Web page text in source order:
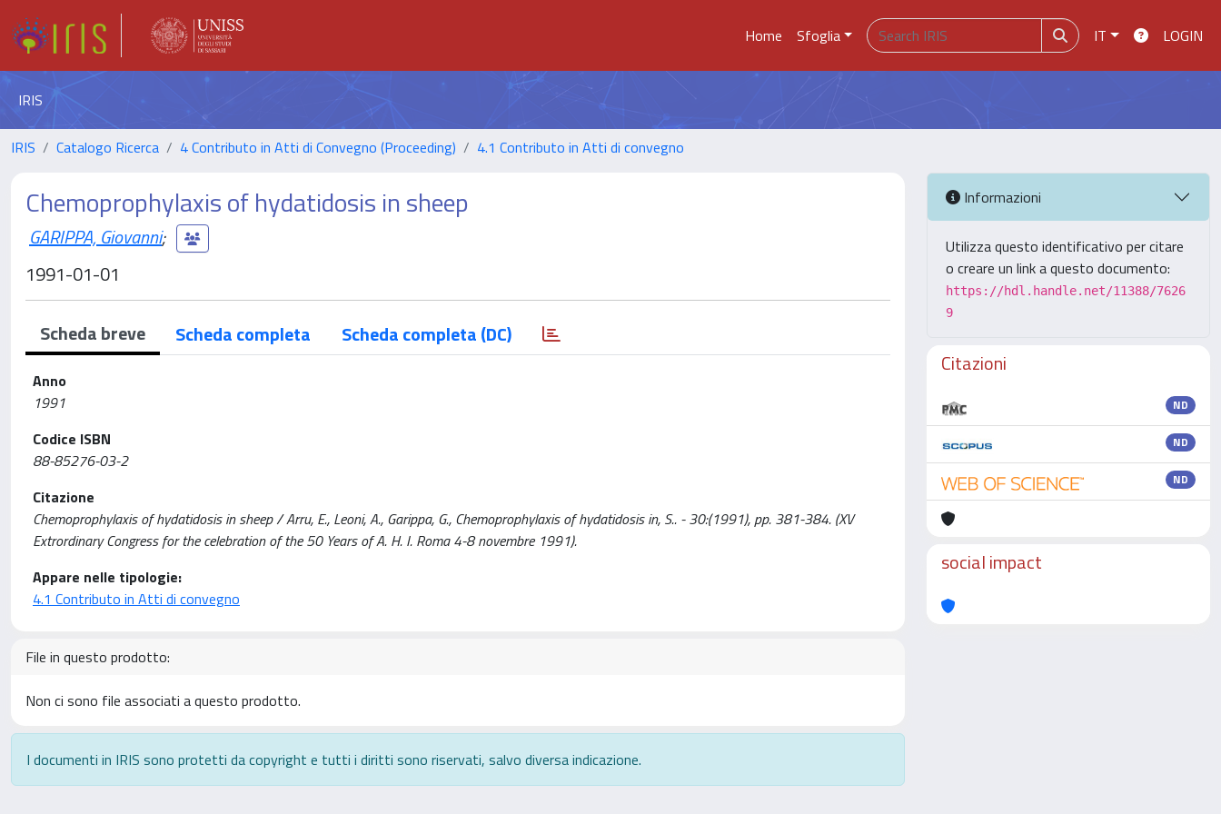
Home Sfoglia IT LOGIN
IRIS
IRIS Catalogo Ricerca 4 Contributo in Atti di Convegno (Proceeding) 4.1 Contributo in Atti di convegno
Chemoprophylaxis of hydatidosis in sheep
GARIPPA, Giovanni;
1991-01-01
Scheda breve Scheda completa Scheda completa (DC)
Anno
1991
Codice ISBN
88-85276-03-2
Citazione
Chemoprophylaxis of hydatidosis in sheep / Arru, E., Leoni, A., Garippa, G., Chemoprophylaxis of hydatidosis in, S.. - 30:(1991), pp. 381-384. (XV
Extrordinary Congress for the celebration of the 50 Years of A. H. I. Roma 4-8 novembre 1991).
Appare nelle tipologie:
4.1 Contributo in Atti di convegno
File in questo prodotto:
Non ci sono file associati a questo prodotto.
I documenti in IRIS sono protetti da copyright e tutti i diritti sono riservati, salvo diversa indicazione.
Informazioni
Utilizza questo identificativo per citare
o creare un link a questo documento:
https://hdl.handle.net/11388/7626
9
Citazioni
ND
ND
ND
social impact